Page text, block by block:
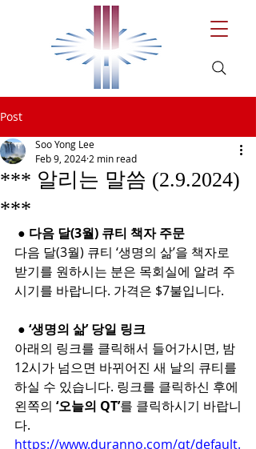
Post
*** 알리는 말씀 (2.9.2024)
***
Soo Yong Lee
Feb 9, 2024 2 min read
● 다음 달(3월) 큐티 책자 주문
다음 달(3월) 큐티 ‘생명의 삶’을 책자로
받기를 원하시는 분은 목회실에 알려 주
시기를 바랍니다. 가격은 $7불입니다.
● ‘생명의 삶’ 당일 링크
아래의 링크를 클릭해서 들어가시면, 밤
12시가 넘으면 바뀌어진 새 날의 큐티를
하실 수 있습니다. 링크를 클릭하신 후에
왼쪽의 ‘오늘의 QT’를 클릭하시기 바랍니
다.
https://www.duranno.com/qt/default.